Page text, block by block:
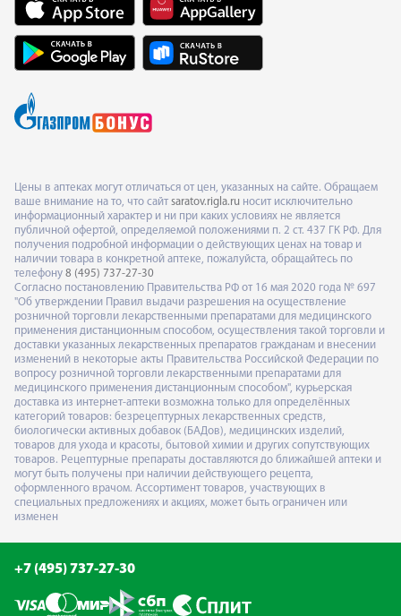
Цены в аптеках могут отличаться от цен, указанных на сайте. Обращаем
ваше внимание на то, что сайт saratov.rigla.ru носит исключительно
информационный характер и ни при каких условиях не является
публичной офертой, определяемой положениями п. 2 ст. 437 ГК РФ. Для
получения подробной информации о действующих ценах на товар и
наличии товара в конкретной аптеке, пожалуйста, обращайтесь по
телефону 8 (495) 737-27-30
Согласно постановлению Правительства РФ от 16 мая 2020 года № 697
"Об утверждении Правил выдачи разрешения на осуществление
розничной торговли лекарственными препаратами для медицинского
применения дистанционным способом, осуществления такой торговли и
доставки указанных лекарственных препаратов гражданам и внесении
изменений в некоторые акты Правительства Российской Федерации по
вопросу розничной торговли лекарственными препаратами для
медицинского применения дистанционным способом", курьерская
доставка из интернет-аптеки возможна только для определённых
категорий товаров: безрецептурных лекарственных средств,
биологически активных добавок (БАДов), медицинских изделий,
товаров для ухода и красоты, бытовой химии и других сопутствующих
товаров. Рецептурные препараты доставляются до ближайшей аптеки и
могут быть получены при наличии действующего рецепта,
оформленного врачом. Ассортимент товаров, участвующих в
специальных предложениях и акциях, может быть ограничен или
изменен
+7 (495) 737-27-30